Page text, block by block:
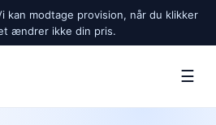
kan modtage provision, når du klikker
ændrer ikke din pris.
☰